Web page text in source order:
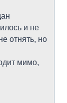
и не
отнять, но
мимо,